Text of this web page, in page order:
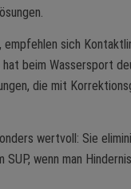
empfehlen sich
beim Wassersport
die mit
wertvoll: Sie
wenn man